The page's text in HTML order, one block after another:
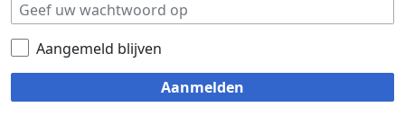
Aangemeld blijven
Aanmelden